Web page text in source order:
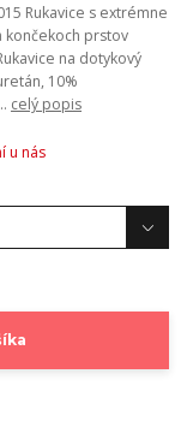
Rukavice s extrémne
končekoch prstov
na dotykový
10%
celý popis
u nás